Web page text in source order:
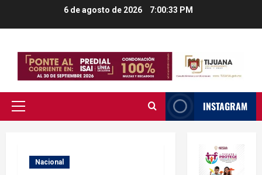
6 de agosto de 2026 7:00:34 PM
Menú
INSTAGRAM
Nacional